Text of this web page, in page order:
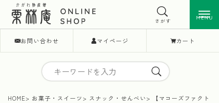
お問い合わせ マイページ カート
MENU
さがす MENU
HOME お菓子・スイーツ スナック・せんべい 【マコーズファクト